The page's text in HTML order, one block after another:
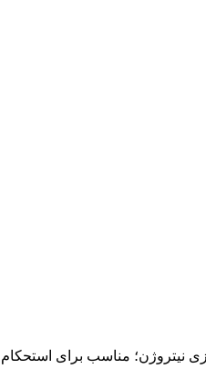
ارتفاع تعلیق تا ۲‑۳ اینچ با کمک‌فنر گازی